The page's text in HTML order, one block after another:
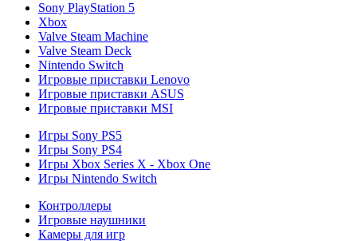
Sony PlayStation 5
Xbox
Valve Steam Machine
Valve Steam Deck
Nintendo Switch
Игровые приставки Lenovo
Игровые приставки ASUS
Игровые приставки MSI
Игры Sony PS5
Игры Sony PS4
Игры Xbox Series X - Xbox One
Игры Nintendo Switch
Контроллеры
Игровые наушники
Камеры для игр